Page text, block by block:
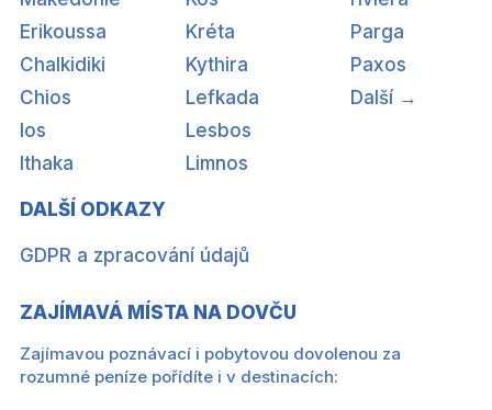
Erikoussa
Chalkidiki
Chios
Ios
Ithaka
Kréta
Kythira
Lefkada
Lesbos
Limnos
Parga
Paxos
Další →
DALŠÍ ODKAZY
GDPR a zpracování údajů
ZAJÍMAVÁ MÍSTA NA DOVČU
Zajímavou poznávací i pobytovou dovolenou za
rozumné peníze pořídíte i v destinacích: